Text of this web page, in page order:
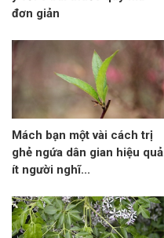
đơn giản
Mách bạn một vài cách trị
ghẻ ngứa dân gian hiệu quả
ít người nghĩ...